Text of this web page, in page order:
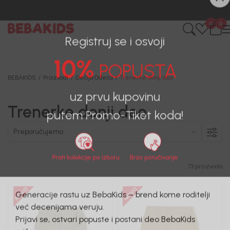
0
0
BEBAKIDS Proizvodi Dečija Odeća Trenerke donji deo
Trenerke donji deo
73 proizvoda
10%POPUSTA
uz prvu kupovinu
putem Promo-Tiket koda!
Generacije rastu uz BebaKids – brend kome roditelji
već decenijama veruju.